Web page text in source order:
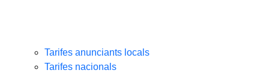
Tarifes anunciants locals
Tarifes nacionals